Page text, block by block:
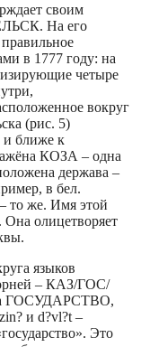
своим
На его
в 1777 году: на
четыре
вокруг
(рис. 5)
и ближе к
КОЗА – одна
держава –
в бел.
то же. Имя этой
Она олицетворяет
языков
– КАЗ/ГОС/
ГОСУДАРСТВО,
и d?vl?t –
Это